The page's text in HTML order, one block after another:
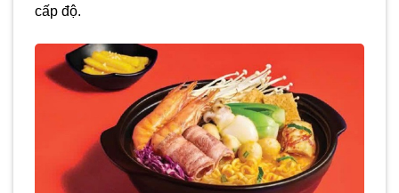
cấp độ.